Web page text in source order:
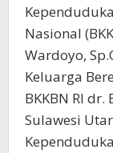
Nasional
Wardoyo,
Keluarga
BKKBN RI
Sulawesi